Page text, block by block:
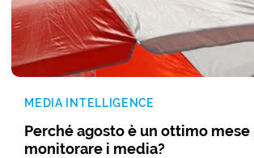
MEDIA INTELLIGENCE
Perché agosto è un ottimo mese
monitorare i media?